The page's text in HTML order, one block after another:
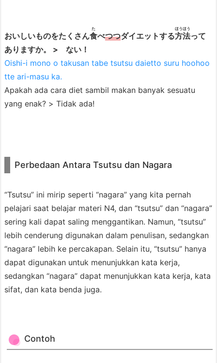
n
L
a
K
(B
e
n
t
u
k
M
a
s
おいしいものをたくさん食
た
べつつダイエットする方法
ほうほう
って
ありますか。 > ない！
Oishi-i mono o takusan tabe tsutsu daietto suru hoohoo
tte ari-masu ka.
Apakah ada cara diet sambil makan banyak sesuatu
yang enak? > Tidak ada!
Perbedaan Antara Tsutsu dan Nagara
“Tsutsu” ini mirip seperti “nagara” yang kita pernah
pelajari saat belajar materi N4, dan “tsutsu” dan “nagara”
sering kali dapat saling menggantikan. Namun, “tsutsu”
lebih cenderung digunakan dalam penulisan, sedangkan
“nagara” lebih ke percakapan. Selain itu, “tsutsu” hanya
dapat digunakan untuk menunjukkan kata kerja,
sedangkan “nagara” dapat menunjukkan kata kerja, kata
sifat, dan kata benda juga.
Contoh